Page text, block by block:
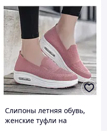
Слипоны летняя обувь,
женские туфли на